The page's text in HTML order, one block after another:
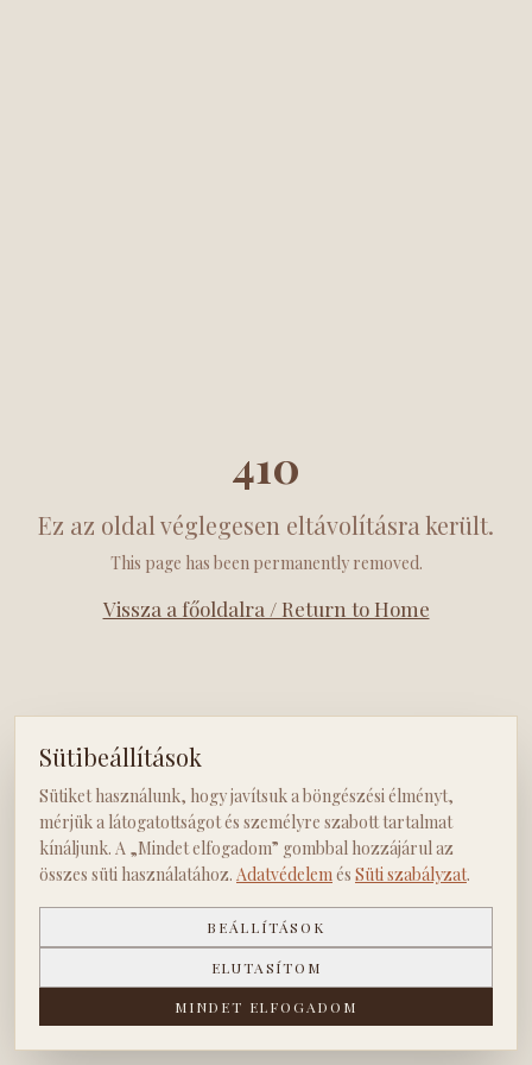
410
Ez az oldal véglegesen eltávolításra került.
This page has been permanently removed.
Vissza a főoldalra / Return to Home
Sütibeállítások
Sütiket használunk, hogy javítsuk a böngészési élményt,
mérjük a látogatottságot és személyre szabott tartalmat
kínáljunk. A „Mindet elfogadom” gombbal hozzájárul az
összes süti használatához. Adatvédelemés Süti szabályzat.
BEÁLLÍTÁSOK
ELUTASÍTOM
MINDET ELFOGADOM